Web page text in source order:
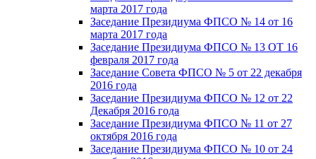
марта 2017 года
Заседание Президиума ФПСО № 14 от 16
марта 2017 года
Заседание Президиума ФПСО № 13 ОТ 16
февраля 2017 года
Заседание Совета ФПСО № 5 от 22 декабря
2016 года
Заседание Президиума ФПСО № 12 от 22
Декабря 2016 года
Заседание Президиума ФПСО № 11 от 27
октября 2016 года
Заседание Президиума ФПСО № 10 от 24